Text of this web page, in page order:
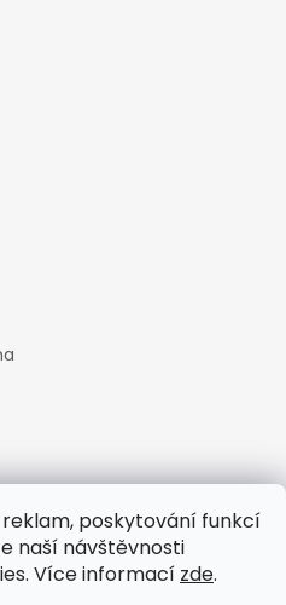
poskytování funkcí
naší návštěvnosti
Více informací zde.